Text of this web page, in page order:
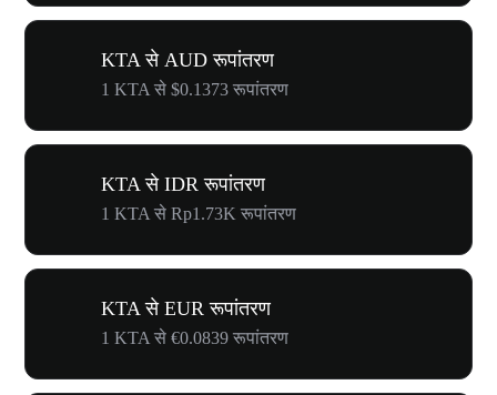
KTA से AUD रूपांतरण
1 KTA से $0.1373 रूपांतरण
KTA से IDR रूपांतरण
1 KTA से Rp1.73K रूपांतरण
KTA से EUR रूपांतरण
1 KTA से €0.0839 रूपांतरण